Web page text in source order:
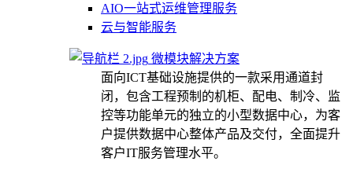
AIO一站式运维管理服务
云与智能服务
微模块解决方案
面向ICT基础设施提供的一款采用通道封
闭，包含工程预制的机柜、配电、制冷、监
控等功能单元的独立的小型数据中心，为客
户提供数据中心整体产品及交付，全面提升
客户IT服务管理水平。